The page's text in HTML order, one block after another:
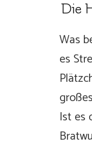
Die
Was
es
Ist es